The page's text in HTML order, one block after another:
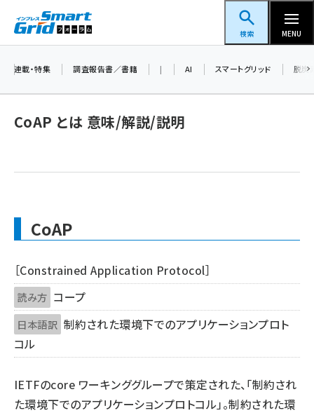
ン
スマートグリッドフォーラム
検索 MENU
新井宏征 (313)
大串 (234)
aitras (200)
連載・特集 調査報告書／書籍 | AI スマートグリッド 脱炭
CoAP とは 意味/解説/説明
CoAP
［Constrained Application Protocol］
読み方 コープ
日本語訳 制約された環境下でのアプリケーションプロト
コル
IETFのcore ワーキンググループで策定された、「制約され
た環境下でのアプリケーションプロトコル」。制約された環